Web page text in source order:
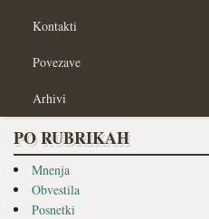
Kontakti
Povezave
Arhivi
PO RUBRIKAH
Mnenja
Obvestila
Posnetki